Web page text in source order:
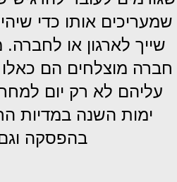
שמעריכים אותו כדי
שייך לארגון או לחברה.
חברה מוצלחים הם
עליהם לא רק יום
ימות השנה במדיות
בהפסקה